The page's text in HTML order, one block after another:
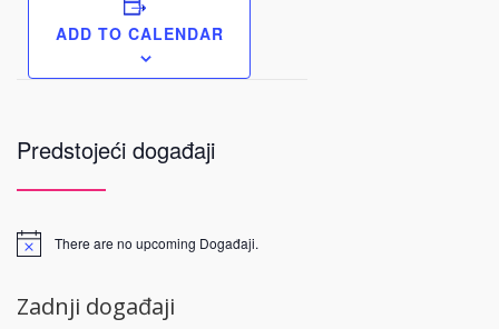
ADD TO CALENDAR
Predstojeći događaji
There are no upcoming Događaji.
Zadnji događaji